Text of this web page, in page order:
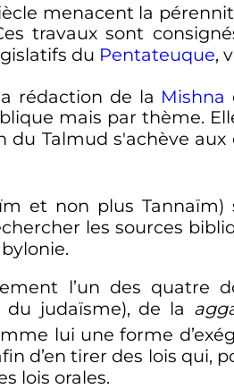
menacent la
travaux sont
du Pentateuque,
rédaction de la Mishna
mais par thème.
du Talmud s'achève
et non plus
les sources
l’un des quatre
judaïsme), de la
lui une forme
tirer des lois qui,
lois orales.